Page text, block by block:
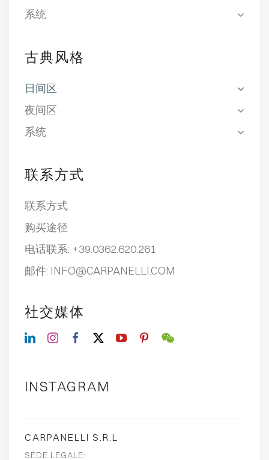
系统
古典风格
日间区
夜间区
系统
联系方式
联系方式
购买途径
电话联系: +39.0362.620.261
邮件: INFO@CARPANELLI.COM
社交媒体
INSTAGRAM
CARPANELLI S.R.L
SEDE LEGALE: